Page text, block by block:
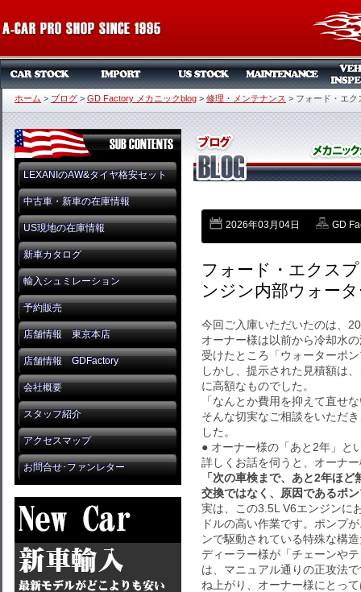
ホーム > ブログ > GD Factory メカニックblog > 修理・メンテナンス > フォード・エ
LEXANIのAW&タイヤ格安セット
中古車・新車の在庫情報
US現地の在庫情報
新車カタログ
輸入シュミレーション
予約販売
店舗情報 東京本店
店舗情報 GDFactory
会社概要
スタッフ紹介
アクセスマップ
お問合せ･ファンレター
2026年03月04日 GD
フォード・エクス
ンジン内部ウォー
今回ご入庫いただいたのは、
オーナー様は以前から冷却水
受けたところ「ウォーターポ
しかし、提示された見積額は
に高額なものでした。
「なんとか費用を抑えて直せ
そんな切実なご相談をいただ
した。
● オーナー様の「あと2年」と
詳しくお話を伺うと、オーナ
「次の車検まで、あと2年ほ
交換ではなく、原因であるポ
実は、この3.5L V6エンジンに
ドルの高い作業です。ポンプ
ンで駆動されている特殊な構
ディーラー様が「チェーンや
は、マニュアル通りの正攻法
ね上がり、オーナー様にとっ